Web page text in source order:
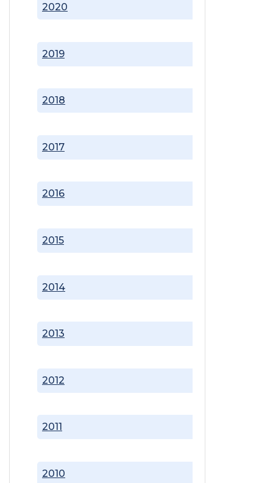
2010
2011
2012
2013
2014
2015
2016
2017
2018
2019
2020